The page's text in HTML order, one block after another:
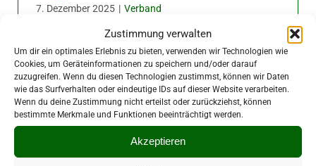
Zustimmung verwalten
Um dir ein optimales Erlebnis zu bieten, verwenden wir Technologien wie
Cookies, um Geräteinformationen zu speichern und/oder darauf
zuzugreifen. Wenn du diesen Technologien zustimmst, können wir Daten
wie das Surfverhalten oder eindeutige IDs auf dieser Website verarbeiten.
Wenn du deine Zustimmung nicht erteilst oder zurückziehst, können
bestimmte Merkmale und Funktionen beeinträchtigt werden.
Akzeptieren
7. Dezember 2025 | Verband